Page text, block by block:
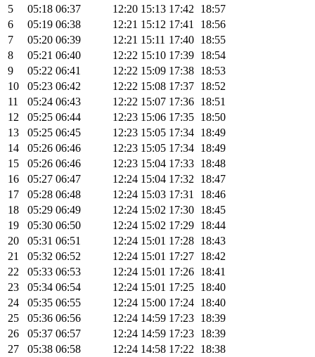
5
05:18 06:37 12:20 15:13 17:42
18:57
6
05:19 06:38 12:21 15:12 17:41
18:56
7
05:20 06:39 12:21 15:11 17:40 18:55
8
05:21 06:40 12:22 15:10 17:39 18:54
9
05:22 06:41 12:22 15:09 17:38 18:53
10
05:23 06:42 12:22 15:08 17:37 18:52
11
05:24 06:43 12:22 15:07 17:36 18:51
12
05:25 06:44 12:23 15:06 17:35 18:50
13
05:25 06:45 12:23 15:05 17:34 18:49
14
05:26 06:46 12:23 15:05 17:34 18:49
15
05:26 06:46 12:23 15:04 17:33 18:48
16
05:27 06:47 12:24 15:04 17:32
18:47
17
05:28 06:48 12:24 15:03 17:31
18:46
18
05:29 06:49 12:24 15:02 17:30 18:45
19
05:30 06:50 12:24 15:02 17:29 18:44
20
05:31 06:51 12:24 15:01 17:28 18:43
21
05:32 06:52 12:24 15:01 17:27 18:42
22
05:33 06:53 12:24 15:01 17:26 18:41
23
05:34 06:54 12:24 15:01 17:25 18:40
24
05:35 06:55 12:24 15:00 17:24 18:40
25
05:36 06:56 12:24 14:59 17:23 18:39
26
05:37 06:57 12:24 14:59 17:23 18:39
27
05:38 06:58 12:24 14:58 17:22
18:38